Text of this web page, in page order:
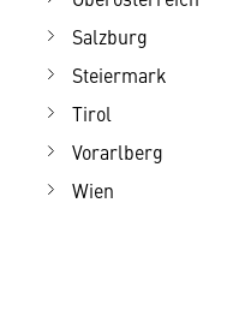
Salzburg
Steiermark
Tirol
Vorarlberg
Wien